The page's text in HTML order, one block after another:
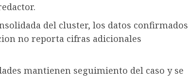
del cluster, los datos confirmados
no reporta cifras adicionales
mantienen seguimiento del caso y se